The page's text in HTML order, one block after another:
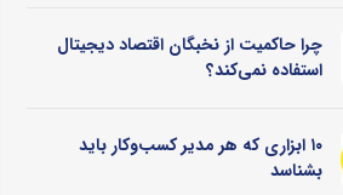
چرا حاکمیت از نخبگان اقتصاد دیجیتال
استفاده نمی‌کند؟
۱۰ ابزاری که هر مدیر کسب‌وکار باید
بشناسد